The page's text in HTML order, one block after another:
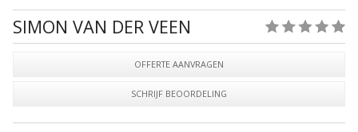
SIMON VAN DER VEEN
OFFERTE AANVRAGEN
SCHRIJF BEOORDELING